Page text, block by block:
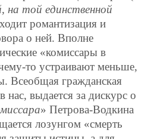
на той единственной
романтизация и
о ней. Вполне
«комиссары в
то устраивают меньше,
Всеобщая гражданская
нас, выдается за дискурс о
» Петрова-Водкина
лозунгом «смерть